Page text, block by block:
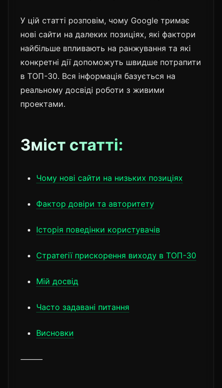
У цій статті розповім, чому Google тримає
нові сайти на далеких позиціях, які фактори
найбільше впливають на ранжування та які
конкретні дії допоможуть швидше потрапити
в ТОП-30. Вся інформація базується на
реальному досвіді роботи з живими
проектами.
Зміст статті:
Чому нові сайти на низьких позиціях
Фактор довіри та авторитету
Історія поведінки користувачів
Стратегії прискорення виходу в ТОП-30
Мій досвід
Часто задавані питання
Висновки
⸻